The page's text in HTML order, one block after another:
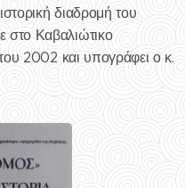
διαδρομή του
Καβαλιώτικο
2002 και υπογράφει ο κ.